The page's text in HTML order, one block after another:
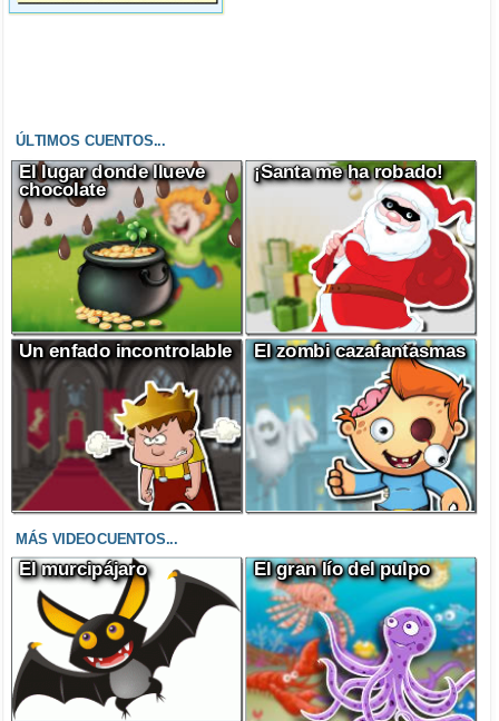
ÚLTIMOS CUENTOS...
El lugar donde llueve
chocolate
¡Santa me ha robado!
Un enfado incontrolable El zombi cazafantasmas
MÁS VIDEOCUENTOS...
El murcipájaro El gran lío del pulpo